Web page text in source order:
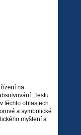
na
„Testu
těchto oblastech:
a symbolické
myšlení a